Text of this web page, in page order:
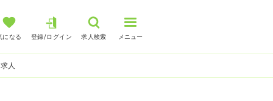
になる 登録/ログイン 求人検索 メニュー
人